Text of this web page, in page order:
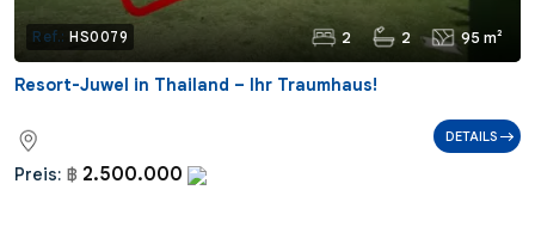
Ref.: HS0079 2 2 95 m²
Resort-Juwel in Thailand – Ihr Traumhaus!
Preis: ฿ 2.500.000
DETAILS